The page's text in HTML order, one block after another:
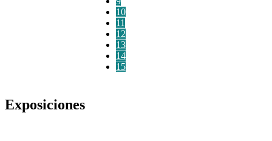
10
11
12
13
14
15
Exposiciones